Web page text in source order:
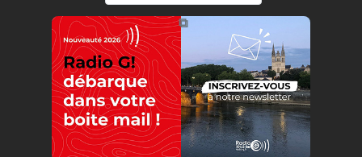
https://radio-g.fr?r32
⧉